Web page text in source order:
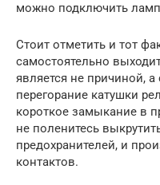
можно подключить
Стоит отметить и тот
самостоятельно
является не причиной, а
перегорание катушки
короткое замыкание в
не поленитесь
предохранителей, и
контактов.